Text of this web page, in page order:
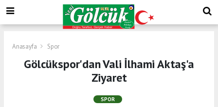
Anasayfa Spor
Gölcükspor'dan Vali İlhami Aktaş'a
Ziyaret
SPOR